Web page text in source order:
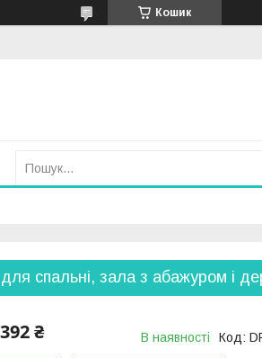
Кошик
спальні, зала з абажуром і
₴ В наявності Код: